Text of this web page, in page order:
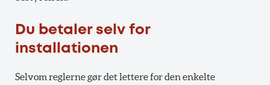
Du betaler selv for
installationen
Selvom reglerne gør det lettere for den enkelte